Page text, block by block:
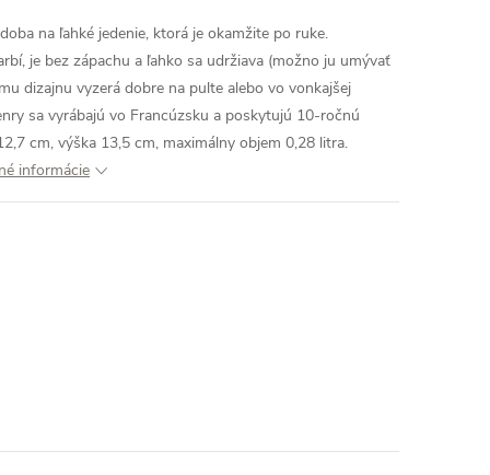
na ľahké jedenie, ktorá je okamžite po ruke.
je bez zápachu a ľahko sa udržiava (možno ju umývať
dizajnu vyzerá dobre na pulte alebo vo vonkajšej
sa vyrábajú vo Francúzsku a poskytujú 10-ročnú
cm, výška 13,5 cm, maximálny objem 0,28 litra.
informácie